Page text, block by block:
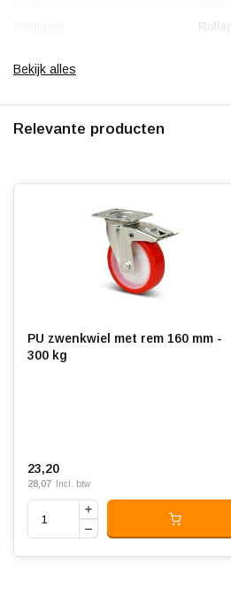
Bandage:
Slijtvast:
Geluiddempend:
Bekijk alles
Relevante producten
PU zwenkwiel met rem 160 mm -
300 kg
23,20
28,07 Incl. btw